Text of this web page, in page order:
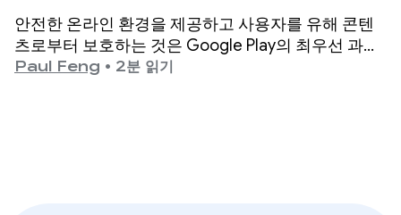
안전한 온라인 환경을 제공하고 사용자를 유해 콘텐
츠로부터 보호하는 것은 Google Play의 최우선 과제
입니다.
Paul Feng • 2분 읽기